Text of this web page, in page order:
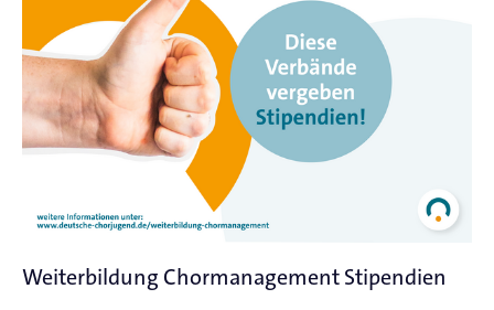
Weiterbildung Chormanagement Stipendien